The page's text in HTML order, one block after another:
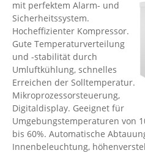
mit perfektem Alarm- und
Sicherheitssystem.
Hocheffizienter Kompressor.
Gute Temperaturverteilung
und -stabilität durch
Umluftkühlung, schnelles
Erreichen der Solltemperatur.
Mikroprozessorsteuerung,
Digitaldisplay. Geeignet für
Umgebungstemperaturen von
bis 60%. Automatische
Innenbeleuchtung,